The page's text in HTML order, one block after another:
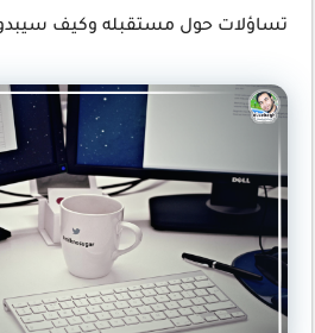
تساؤلات حول مستقبله وكيف سيبدو